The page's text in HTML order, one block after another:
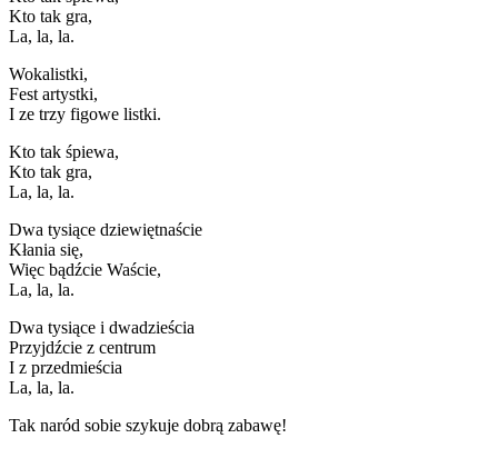
Kto tak gra,
La, la, la.
Wokalistki,
Fest artystki,
I ze trzy figowe listki.
Kto tak śpiewa,
Kto tak gra,
La, la, la.
Dwa tysiące dziewiętnaście
Kłania się,
Więc bądźcie Waście,
La, la, la.
Dwa tysiące i dwadzieścia
Przyjdźcie z centrum
I z przedmieścia
La, la, la.
Tak naród sobie szykuje dobrą zabawę!